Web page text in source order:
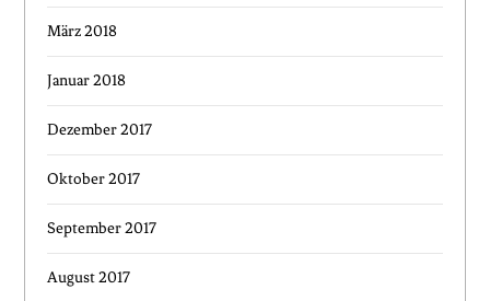
März 2018
Januar 2018
Dezember 2017
Oktober 2017
September 2017
August 2017